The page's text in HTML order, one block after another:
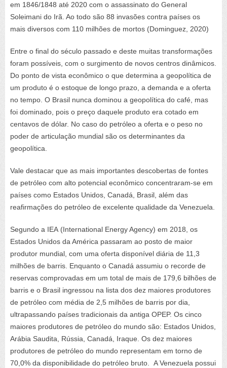
em 1846/1848 até 2020 com o assassinato do General
Soleimani do Irã. Ao todo são 88 invasões contra países os
mais diversos com 110 milhões de mortos (Dominguez, 2020)
Entre o final do século passado e deste muitas transformações
foram possíveis, com o surgimento de novos centros dinâmicos.
Do ponto de vista econômico o que determina a geopolítica de
um produto é o estoque de longo prazo, a demanda e a oferta
no tempo. O Brasil nunca dominou a geopolítica do café, mas
foi dominado, pois o preço daquele produto era cotado em
centavos de dólar. No caso do petróleo a oferta e o peso no
poder de articulação mundial são os determinantes da
geopolítica.
Vale destacar que as mais importantes descobertas de fontes
de petróleo com alto potencial econômico concentraram-se em
países como Estados Unidos, Canadá, Brasil, além das
reafirmações do petróleo de excelente qualidade da Venezuela.
Segundo a IEA (International EnergyAgency) em 2018, os
Estados Unidos daAmérica passaram ao posto de maior
produtor mundial, com uma oferta disponível diária de 11,3
milhões de barris. Enquanto o Canadá assumiu o recorde de
reservas comprovadas em um total de mais de 179,6 bilhões de
barris e o Brasil ingressou na lista dos dez maiores produtores
de petróleo com média de 2,5 milhões de barris por dia,
ultrapassando países tradicionais da antiga OPEP. Os cinco
maiores produtores de petróleo do mundo são: Estados Unidos,
Arábia Saudita, Rússia, Canadá, Iraque. Os dez maiores
produtores de petróleo do mundo representam em torno de
70,0% da disponibilidade do petróleo bruto. A Venezuela possui